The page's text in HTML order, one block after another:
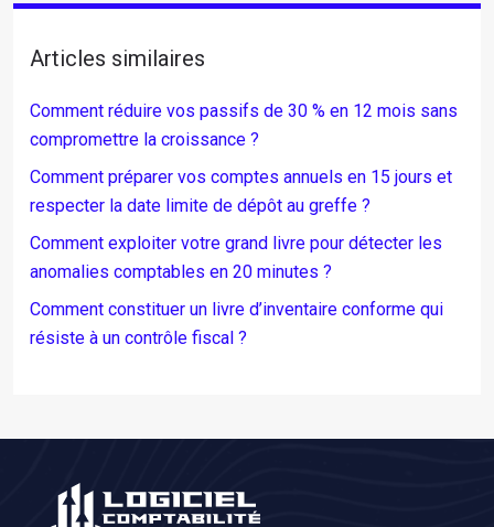
Articles similaires
Comment réduire vos passifs de 30 % en 12 mois sans
compromettre la croissance ?
Comment préparer vos comptes annuels en 15 jours et
respecter la date limite de dépôt au greffe ?
Comment exploiter votre grand livre pour détecter les
anomalies comptables en 20 minutes ?
Comment constituer un livre d’inventaire conforme qui
résiste à un contrôle fiscal ?